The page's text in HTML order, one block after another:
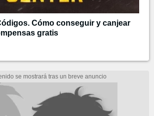
Cómo conseguir y canjear
gratis